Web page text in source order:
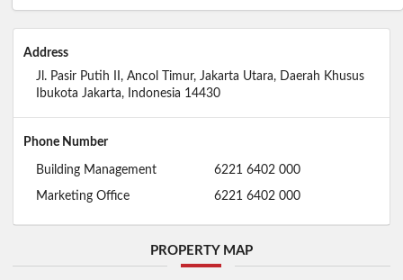
Address
Jl. Pasir Putih II, Ancol Timur, Jakarta Utara, Daerah Khusus
Ibukota Jakarta, Indonesia 14430
Phone Number
Building Management 6221 6402 000
Marketing Office 6221 6402 000
PROPERTY MAP